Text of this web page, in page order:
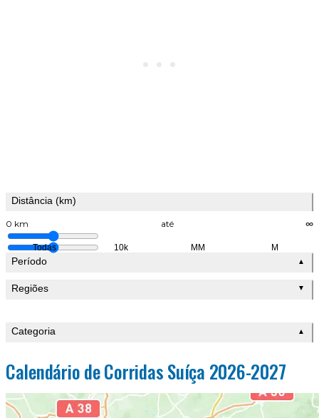
Distância (km)
0 km até ∞
Todas 10k MM M
Período ▲
Regiões ▼
Categoria ▲
Calendário de Corridas Suíça 2026-2027